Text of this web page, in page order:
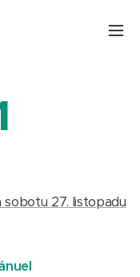
sobotu 27. listopadu